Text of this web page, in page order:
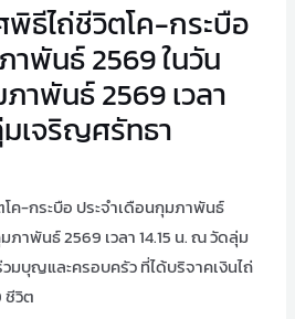
ธีไถ่ชีวิตโค-กระบือ
าพันธ์ 2569 ในวัน
าพันธ์ 2569 เวลา
เจริญศรัทธา
ค-กระบือ ประจำเดือนกุมภาพันธ์
ภาพันธ์ 2569 เวลา 14.15 น. ณ วัดลุ่ม
บุญและครอบครัว ที่ได้บริจาคเงินไถ่
ชีวิต